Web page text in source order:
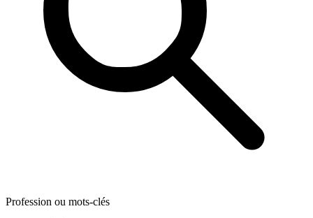
Profession ou mots-clés